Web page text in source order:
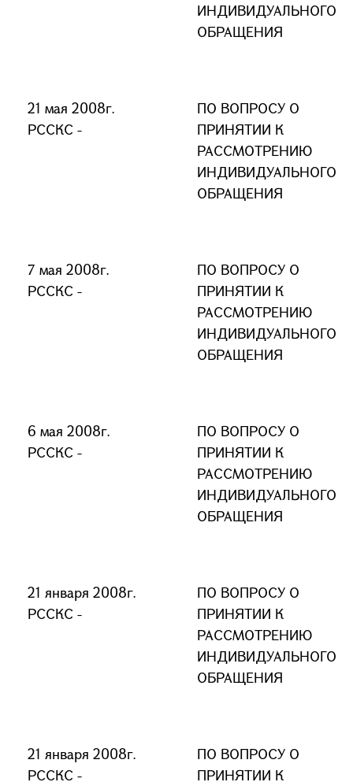
ИНДИВИДУАЛЬНОГО
ОБРАЩЕНИЯ
21 мая 2008г.
РССКС -
ПО ВОПРОСУ О
ПРИНЯТИИ К
РАССМОТРЕНИЮ
ИНДИВИДУАЛЬНОГО
ОБРАЩЕНИЯ
7 мая 2008г.
РССКС -
ПО ВОПРОСУ О
ПРИНЯТИИ К
РАССМОТРЕНИЮ
ИНДИВИДУАЛЬНОГО
ОБРАЩЕНИЯ
6 мая 2008г.
РССКС -
ПО ВОПРОСУ О
ПРИНЯТИИ К
РАССМОТРЕНИЮ
ИНДИВИДУАЛЬНОГО
ОБРАЩЕНИЯ
21 января 2008г.
РССКС -
ПО ВОПРОСУ О
ПРИНЯТИИ К
РАССМОТРЕНИЮ
ИНДИВИДУАЛЬНОГО
ОБРАЩЕНИЯ
21 января 2008г.
РССКС -
ПО ВОПРОСУ О
ПРИНЯТИИ К